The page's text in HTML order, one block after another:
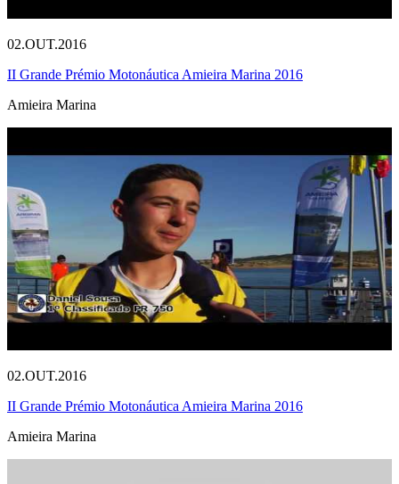
02.OUT.2016
II Grande Prémio Motonáutica Amieira Marina 2016
Amieira Marina
02.OUT.2016
II Grande Prémio Motonáutica Amieira Marina 2016
Amieira Marina